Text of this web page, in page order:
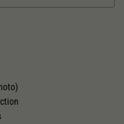
pocket
dies eingestellt hat.